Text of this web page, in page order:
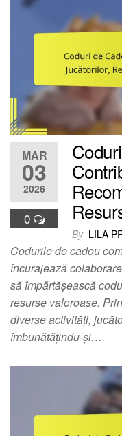
MAR
03
2026
0
By LILA
Codurile de cadou
încurajează
să împărtășească
resurse valoroase.
diverse activități,
îmbunătățindu-și…